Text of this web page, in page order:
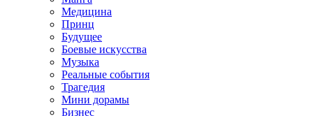
Медицина
Принц
Будущее
Боевые искусства
Музыка
Реальные события
Трагедия
Мини дорамы
Бизнес